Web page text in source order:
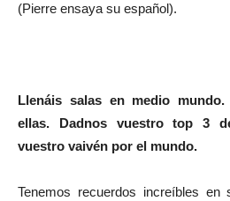
(Pierre ensaya su español).
Llenáis salas en medio
ellas. Dadnos vuestro top 3
vuestro vaivén por el mundo.
Tenemos recuerdos increíbles en